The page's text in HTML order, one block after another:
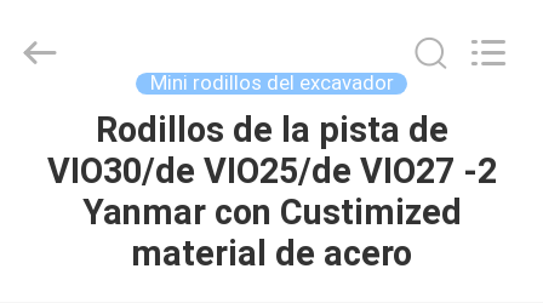
HOGAR
PRODUCTOS
Corporation.
Mini rodillos del excavador
Rodillos de la pista de
VIO30/de VIO25/de VIO27 -2
Yanmar con Custimized
material de acero